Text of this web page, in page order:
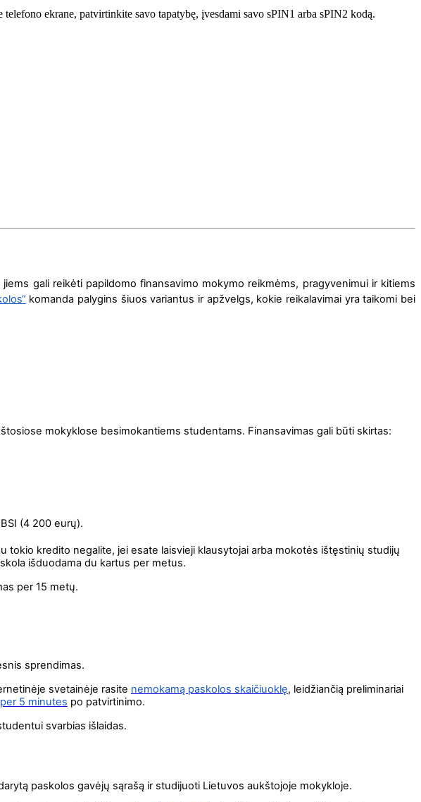
ekrane, patvirtinkite savo tapatybę, įvesdami savo sPIN1 arba sPIN2 kodą.
gali reikėti papildomo finansavimo mokymo reikmėms, pragyvenimui ir kitiems
komanda palygins šiuos variantus ir apžvelgs, kokie reikalavimai yra taikomi bei
mokyklose besimokantiems studentams. Finansavimas gali būti skirtas:
(4 200 eurų).
kredito negalite, jei esate laisvieji klausytojai arba mokotės ištęstinių studijų
išduodama du kartus per metus.
per 15 metų.
sprendimas.
svetainėje rasite nemokamą paskolos skaičiuoklę, leidžiančią preliminariai
per 5 minutes po patvirtinimo.
svarbias išlaidas.
paskolos gavėjų sąrašą ir studijuoti Lietuvos aukštojoje mokykloje.